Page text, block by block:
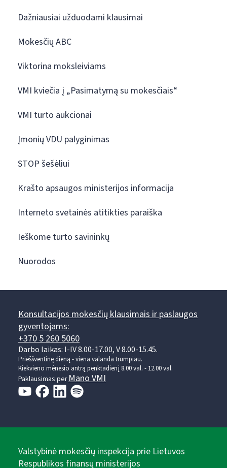
Dažniausiai užduodami klausimai
Mokesčių ABC
Viktorina moksleiviams
VMI kviečia į „Pasimatymą su mokesčiais“
VMI turto aukcionai
Įmonių VDU palyginimas
STOP šešėliui
Krašto apsaugos ministerijos informacija
Interneto svetainės atitikties paraiška
Ieškome turto savininkų
Nuorodos
Konsultacijos mokesčių klausimais ir paslaugos
gyventojams:
+370 5 260 5060
Darbo laikas: I-IV 8.00-17.00, V 8.00-15.45.
Prieššventinę dieną - viena valanda trumpiau.
Kiekvieno mėnesio antrą penktadienį 8.00 val. - 12.00 val.
Paklausimas perMano VMI
Valstybinė mokesčių inspekcija prie Lietuvos
Respublikos finansų ministerijos